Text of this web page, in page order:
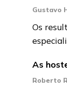
Gustavo
Os
As
Roberto